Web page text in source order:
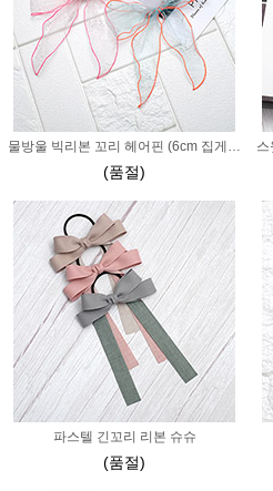
물방울 빅리본 꼬리 헤어핀 (6cm 집게핀)
(품절)
파스텔 긴꼬리 리본 슈슈
(품절)